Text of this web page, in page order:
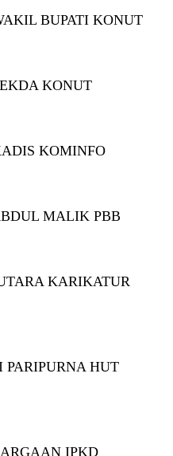
BUPATI KONUT
KONUT
KOMINFO
MALIK PBB
KARIKATUR
HUT
IPKD